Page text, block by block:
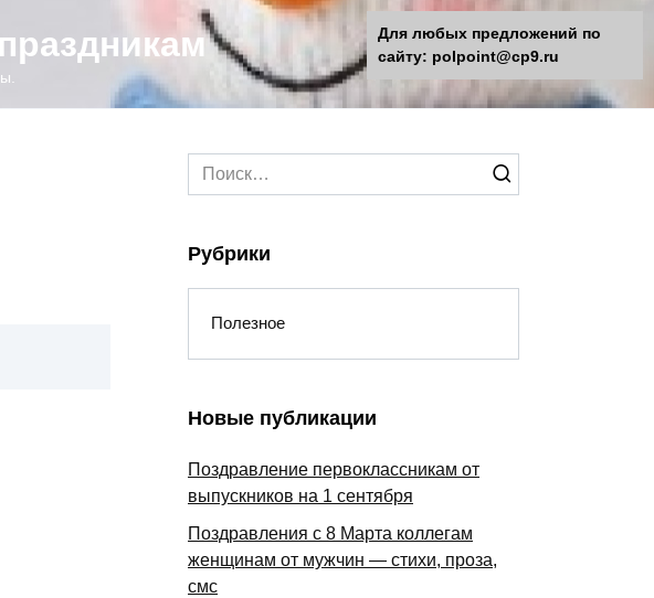
Search
for:
Рубрики
Полезное
Новые публикации
Поздравление первоклассникам от
выпускников на 1 сентября
Поздравления с 8 Марта коллегам
женщинам от мужчин — стихи, проза,
смс
Для любых предложений по
сайту: polpoint@cp9.ru